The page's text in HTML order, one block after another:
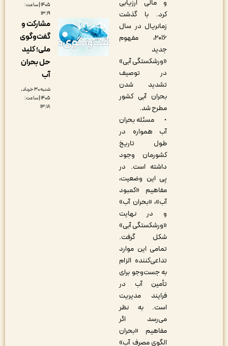
و مالی ارزیابی
کرد. با گذشت
زمانریال در سال
۲۰۱۶، مفهوم
«ورشکستگی آبی»
در توصیف
تشدید شدن
بحران آبی کشور
مطرح شد.
• مسئله بحران
آب همواره در
طول تاریخ
کشورمان وجود
داشته است. در
پی این وضعیت،
مفاهیم «کمبود
آب»، «بحران آب»
و در نهایت
«ورشکستگی آبی»
شکل گرفت.
تمامی این موارد
تداعی‌کننده الزام
به جست‌وجو برای
تأمین آب در
فرایند مدیریت
است. به نظر
می‌رسد اگر
مفاهیم «بحران
الگوی مصرف آب»
۱۴۰۵ | ساعت:
مشارکت و
گفت‌وگوی
ملی؛ کلید
حل بحران
شنبه ۳۰ خرداد,
۱۴۰۵ | ساعت: